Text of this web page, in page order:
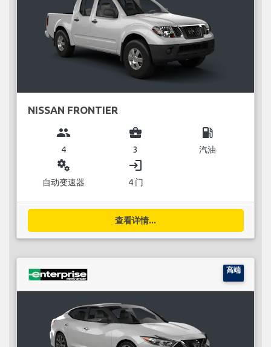
NISSAN FRONTIER
group
4
business_center
3
local_gas_station
汽油
miscellaneous_services
自动变速器
login
4 门
查看详情...
高端